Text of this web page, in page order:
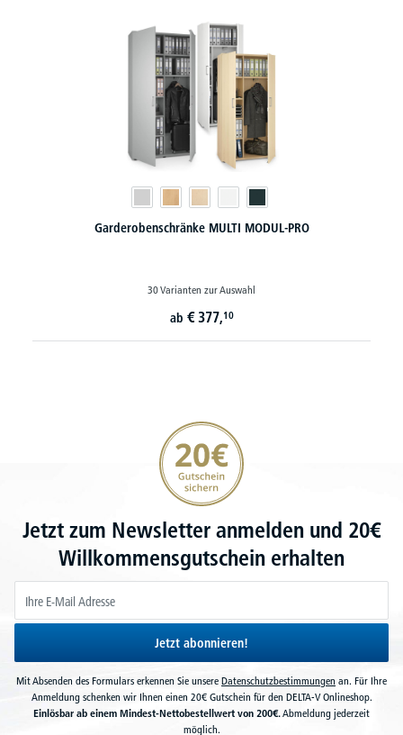
Garderobenschränke MULTI MODUL-PRO
30 Varianten zur Auswahl
ab € 377,10
20€ Gutschein sichern
Jetzt zum Newsletter anmelden und 20€
Willkommensgutschein erhalten
Jetzt abonnieren!
Mit Absenden des Formulars erkennen Sie unsere Datenschutzbestimmungen an. Für Ihre
Anmeldung schenken wir Ihnen einen 20€ Gutschein für den DELTA-V Onlineshop.
Einlösbar ab einem Mindest-Nettobestellwert von 200€.Abmeldung jederzeit
möglich.